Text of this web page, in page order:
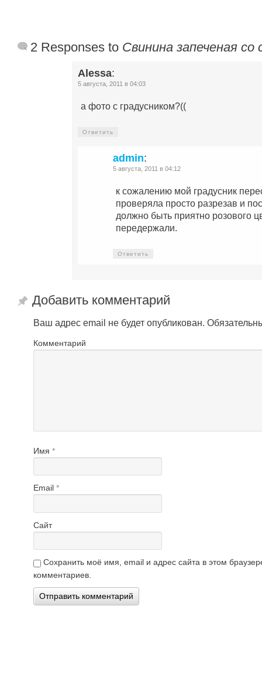
2 Responses to Свинина запеченая со
Alessa:
5 августа, 2011 в 04:03
а фото с градусником?((
Ответить
admin:
5 августа, 2011 в 04:12
к сожалению мой градусник
проверяла просто разрезав и
должно быть приятно розового
передержали.
Ответить
Добавить комментарий
Ваш адрес email не будет опубликован.
Комментарий
Имя *
Email *
Сайт
Сохранить моё имя, email и адрес сайта в этом
комментариев.